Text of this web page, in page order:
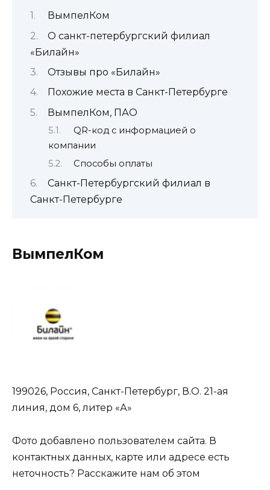
ВымпелКом
О санкт-петербургский филиал
«Билайн»
Отзывы про «Билайн»
Похожие места в Санкт-Петербурге
ВымпелКом, ПАО
QR-код с информацией о
компании
Способы оплаты
Санкт-Петербургский филиал в
Санкт-Петербурге
ВымпелКом
199026, Россия, Санкт-Петербург, В.О. 21-ая
линия, дом 6, литер «А»
Фото добавлено пользователем сайта. В
контактных данных, карте или адресе есть
неточность? Расскажите нам об этом